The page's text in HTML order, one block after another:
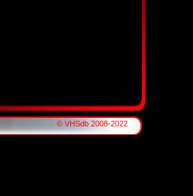
© VHSdb 2008-2022